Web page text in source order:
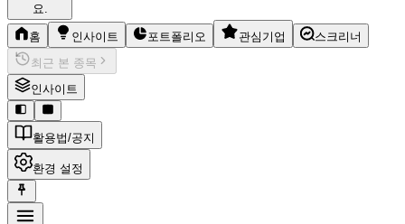
요.
홈 인사이트 포트폴리오 관심기업
스크리너
최근 본 종목
인사이트
활용법/공지
환경 설정